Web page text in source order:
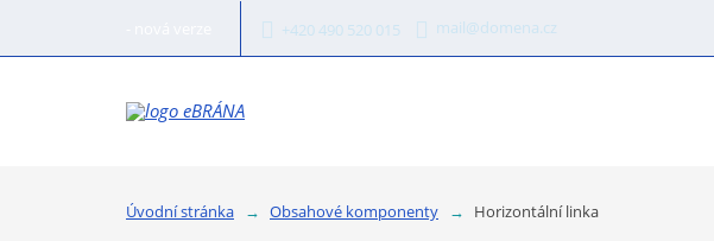
+420 490 520 015 mail@domena.cz
Úvodní stránka Obsahové komponenty Horizontální linka